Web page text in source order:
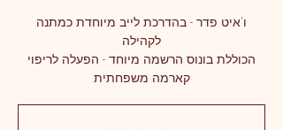
ו'איט פדר - בהדרכת לייב מיוחדת כמתנה
הכוללת בונוס הרשמה מיוחד - הפעלה לריפוי
קארמה משפחתית